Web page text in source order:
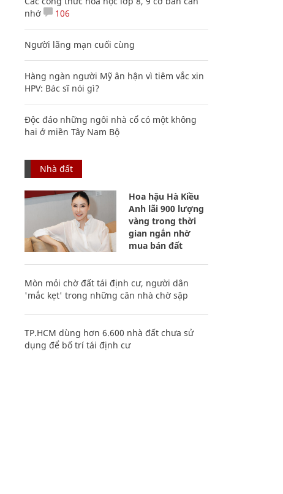
nhớ
106
Người lãng mạn cuối cùng
Hàng ngàn người Mỹ ân hận vì tiêm vắc xin
HPV: Bác sĩ nói gì?
Độc đáo những ngôi nhà cổ có một không
hai ở miền Tây Nam Bộ
Nhà đất
Hoa hậu Hà Kiều
Anh lãi 900 lượng
vàng trong thời
gian ngắn nhờ
mua bán đất
Mòn mỏi chờ đất tái định cư, người dân
'mắc kẹt' trong những căn nhà chờ sập
TP.HCM dùng hơn 6.600 nhà đất chưa sử
dụng để bố trí tái định cư